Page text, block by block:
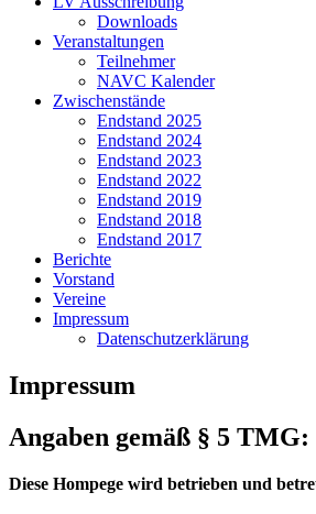
Downloads
Veranstaltungen
Teilnehmer
NAVC Kalender
Zwischenstände
Endstand 2025
Endstand 2024
Endstand 2023
Endstand 2022
Endstand 2019
Endstand 2018
Endstand 2017
Berichte
Vorstand
Vereine
Impressum
Datenschutzerklärung
Impressum
Angaben gemäß § 5 TMG:
Diese Hompege wird betrieben und